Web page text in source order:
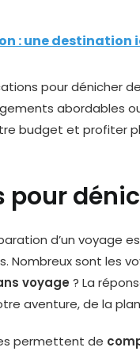
: une
pour
d’un voyage
Nombreux sont les
voyage ? La
aventure, de la
permettent de